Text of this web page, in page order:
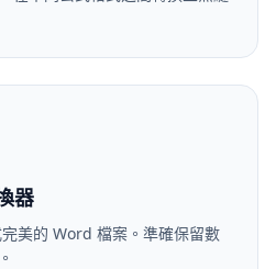
器
美的 Word 檔案。準確保留數